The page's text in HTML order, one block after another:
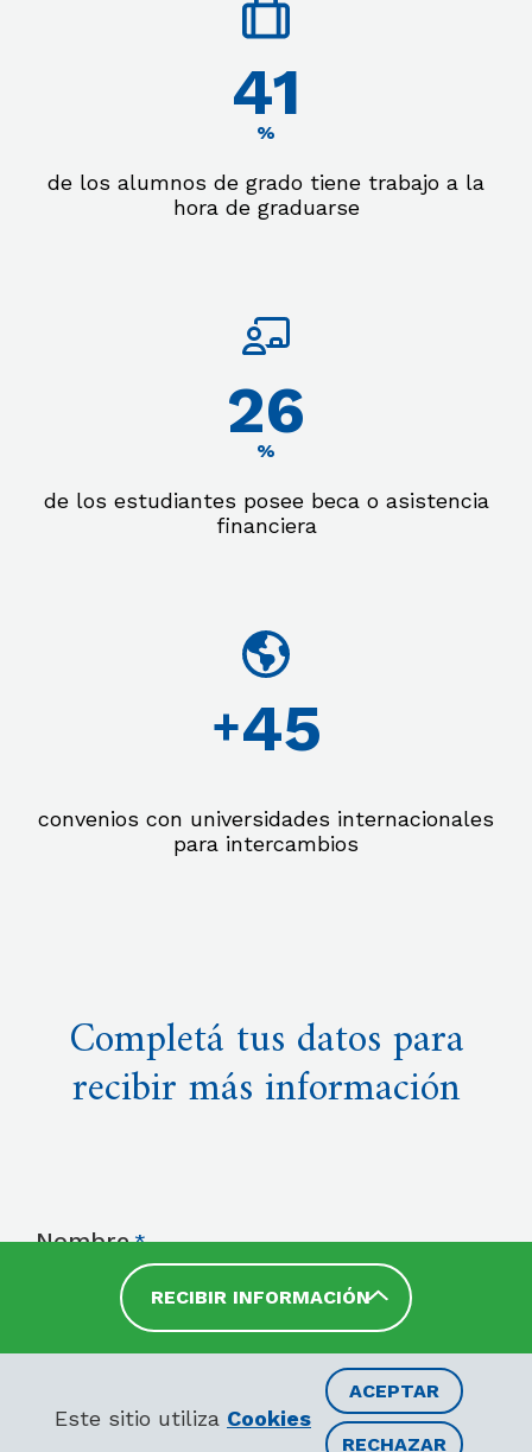
Ya sean deportivas, académicas o
artísticas, están pensadas para
73
%
de los alumnos de grado tiene trabajo a la
hora de graduarse
45
%
de los estudiantes posee beca o asistencia
financiera
+78
convenios con universidades internacionales
para intercambios
Completá tus datos para
recibir más información
Nombre
RECIBIR INFORMACIÓN
Este sitio utiliza Cookies
ACEPTAR
RECHAZAR